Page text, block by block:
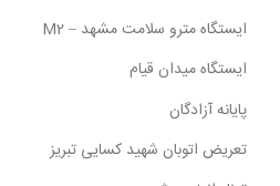
ایستگاه مترو سلامت مشهد – M2
ایستگاه میدان قیام
پایانه آزادگان
تعریض اتوبان شهید کسایی تبریز